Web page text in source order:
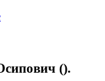
().